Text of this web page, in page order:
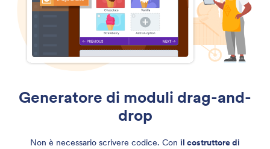
Generatore di moduli drag-and-
drop
Non è necessario scrivere codice. Con il costruttore di